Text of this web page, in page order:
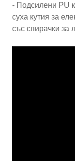
- Подсилени PU
суха кутия за
със спирачки за